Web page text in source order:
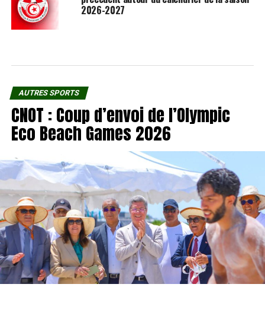
2026-2027
AUTRES SPORTS
CNOT : Coup d’envoi de l’Olympic
Eco Beach Games 2026